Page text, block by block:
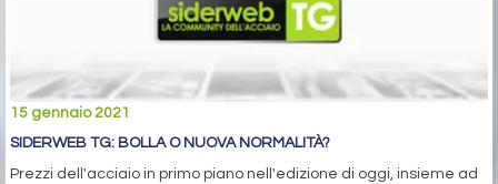
15 gennaio 2021
SIDERWEB TG: BOLLA O NUOVA NORMALITÀ?
Prezzi dell'acciaio in primo piano nell'edizione di oggi, insieme ad